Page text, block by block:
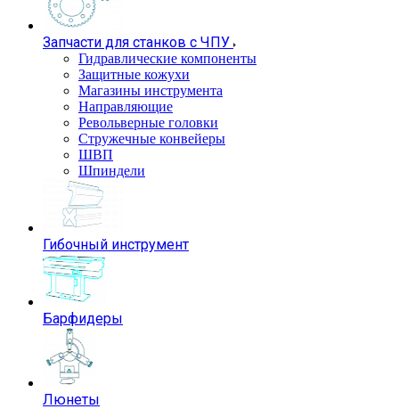
Запчасти для станков с ЧПУ
Гидравлические компоненты
Защитные кожухи
Магазины инструмента
Направляющие
Револьверные головки
Стружечные конвейеры
ШВП
Шпиндели
Гибочный инструмент
Барфидеры
Люнеты